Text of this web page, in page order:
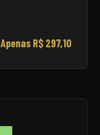
Apenas R$ 297,10